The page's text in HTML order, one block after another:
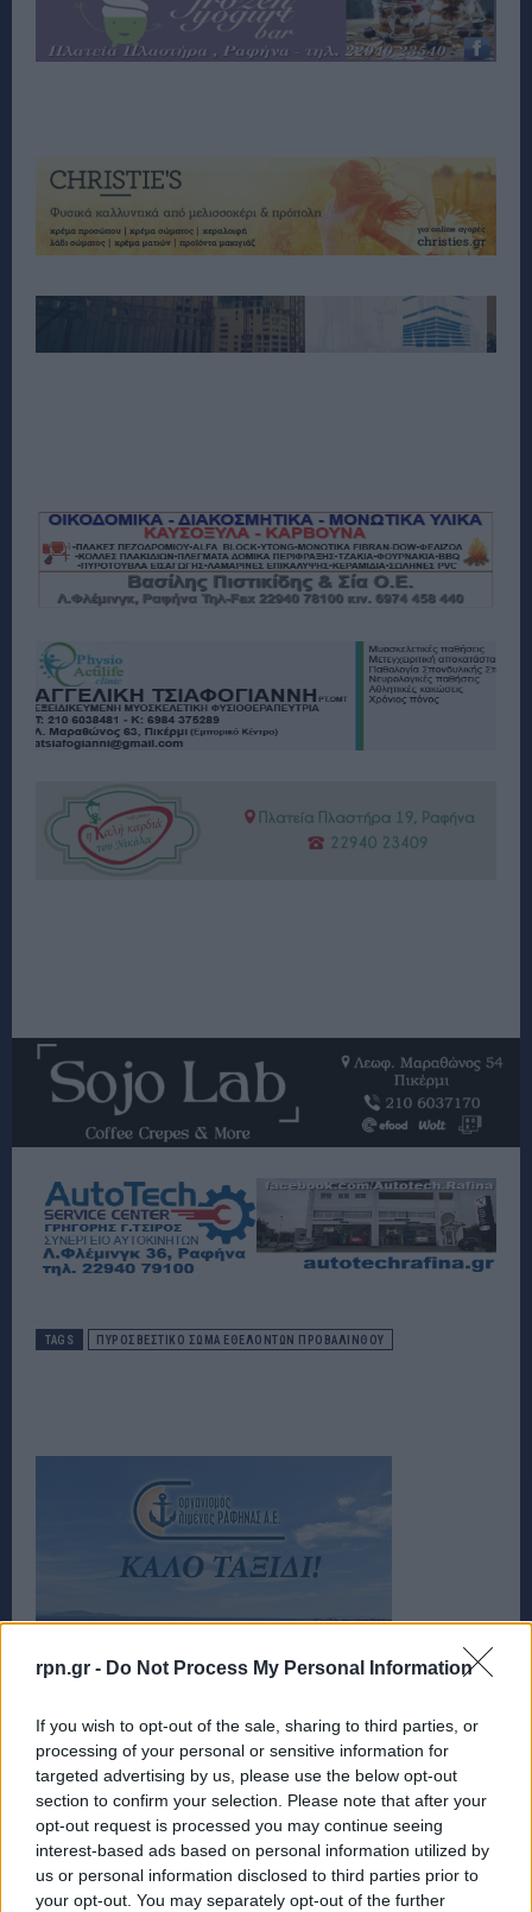
rpn.gr - Do Not Process My Personal Information
If you wish to opt-out of the sale, sharing to third parties, or
processing of your personal or sensitive information for
targeted advertising by us, please use the below opt-out
section to confirm your selection. Please note that after your
opt-out request is processed you may continue seeing
interest-based ads based on personal information utilized by
us or personal information disclosed to third parties prior to
your opt-out. You may separately opt-out of the further
TAGS ΠΥΡΟΣΒΕΣΤΙΚΌ ΣΏΜΑ ΕΘΕΛΟΝΤΏΝ ΠΡΟΒΑΛΊΝΘΟΥ